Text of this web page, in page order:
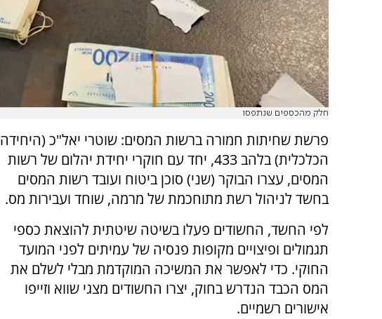
חלק מהכספים שנתפסו
פרשת שחיתות חמורה ברשות המסים: שוטרי יאל"כ (היחידה
הכלכלית) בלהב 433, יחד עם חוקרי יחידת יהלום של רשות
המסים, עצרו הבוקר (שני) סוכן ביטוח ועובד רשות המסים
בחשד לניהול רשת מתוחכמת של מרמה, שוחד ועבירות מס.
לפי החשד, החשודים פעלו בשיטה שיטתית להוצאת כספי
תגמולים ופיצויים מקופות פנסיה של עמיתים לפני המועד
החוקי. כדי לאפשר את המשיכה המוקדמת מבלי לשלם את
המס הכבד הנדרש בחוק, יצרו החשודים מצגי שווא וזייפו
אישורים רשמיים.